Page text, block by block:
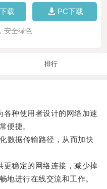
载 PC下载
安全绿色
排行
种使用者设计的网络加速
便捷。
据传输路径，从而加快
稳定的网络连接，减少掉
地进行在线交流和工作。